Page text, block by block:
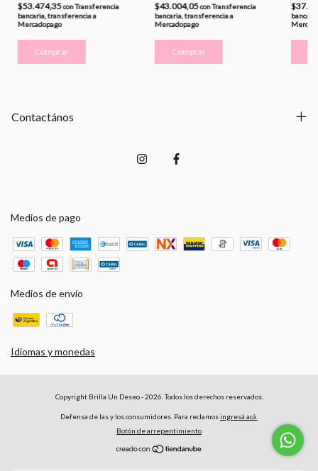
$53.474,35conTransferencia
bancaria, transferencia a
Mercadopago
$43.004,05conTransferencia
bancaria, transferencia a
Mercadopago
Contactános
Medios de pago
Medios de envío
Idiomas y monedas
Copyright Brilla Un Deseo - 2026. Todos los derechos reservados.
Defensa de las y los consumidores. Para reclamosingresá acá.
Botón de arrepentimiento